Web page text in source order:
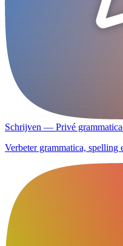
Schrijven — Privé
Verbeter grammatica,